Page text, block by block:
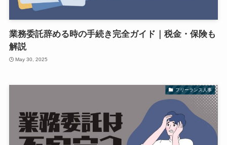
業務委託辞める時の手続き完全ガイド｜税金・保険も
解説
May 30, 2025
フリーランス人事